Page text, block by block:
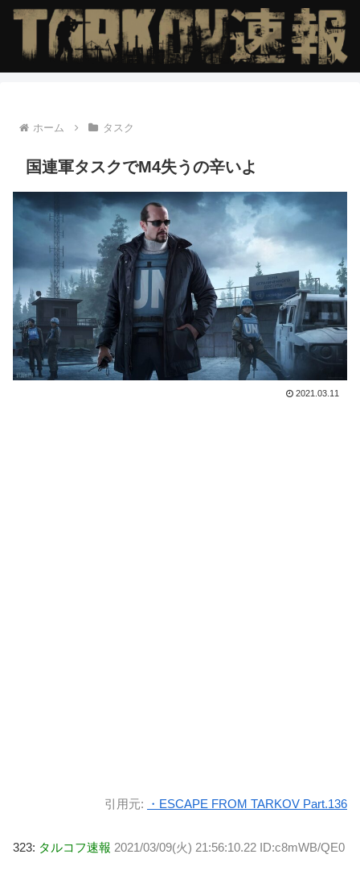
ホーム タスク
国連軍タスクでM4失うの辛いよ
2021.03.11
引用元: ・ESCAPE FROM TARKOV Part.136
323: タルコフ速報 2021/03/09(火) 21:56:10.22 ID:c8mWB/QE0